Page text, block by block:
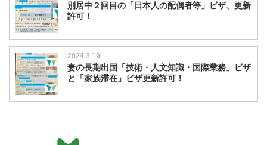
別居中２回目の「日本人の配偶者等」ビザ、更新
許可！
2024.3.19
妻の長期出国「技術・人文知識・国際業務」ビザ
と「家族滞在」ビザ更新許可！